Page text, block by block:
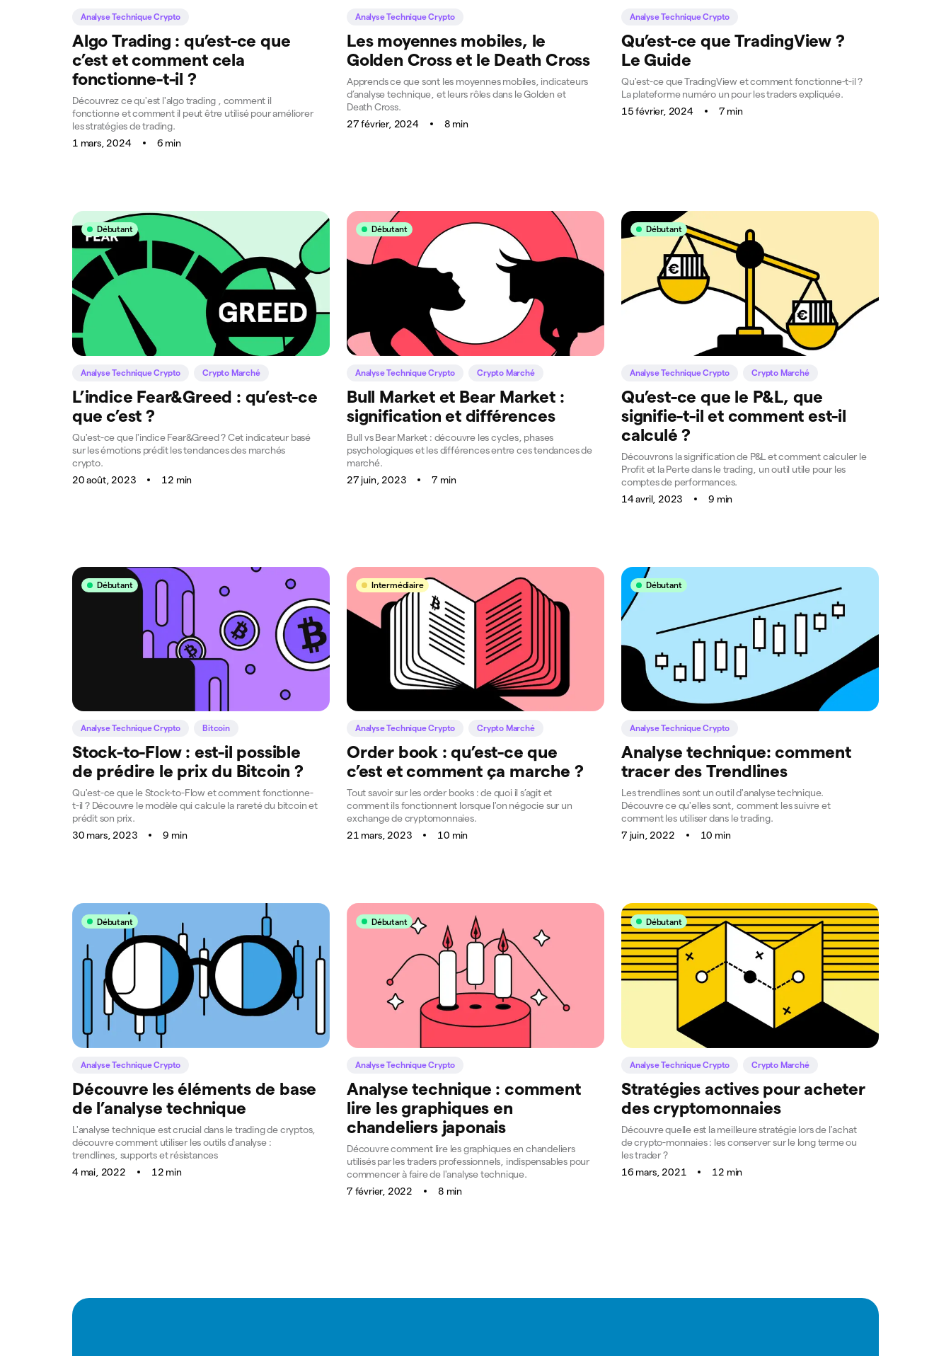
Analyse Technique Crypto
Algo Trading : qu’est-ce que
c’est et comment cela
fonctionne-t-il ?
Découvrez ce qu'est l'algo trading , comment il
fonctionne et comment il peut être utilisé pour améliorer
les stratégies de trading.
1 mars, 2024
6 min
Analyse Technique Crypto
Les moyennes mobiles, le
Golden Cross et le Death Cross
Apprends ce que sont les moyennes mobiles, indicateurs
d’analyse technique, et leurs rôles dans le Golden et
Death Cross.
27 février, 2024
8 min
Analyse Technique Crypto
Qu’est-ce que TradingView ?
Le Guide
Qu'est-ce que TradingView et comment fonctionne-t-il ?
La plateforme numéro un pour les traders expliquée.
15 février, 2024
7 min
Débutant
Analyse Technique Crypto Crypto Marché
L’indice Fear&Greed : qu’est-ce
que c’est ?
Qu'est-ce que l'indice Fear&Greed ? Cet indicateur basé
sur les émotions prédit les tendances des marchés
crypto.
20 août, 2023
12 min
Débutant
Analyse Technique Crypto Crypto Marché
Bull Market et Bear Market :
signification et différences
Bull vs Bear Market : découvre les cycles, phases
psychologiques et les différences entre ces tendances de
marché.
27 juin, 2023
7 min
Débutant
Analyse Technique Crypto Crypto Marché
Qu’est-ce que le P&L, que
signifie-t-il et comment est-il
calculé ?
Découvrons la signification de P&L et comment calculer le
Profit et la Perte dans le trading, un outil utile pour les
comptes de performances.
14 avril, 2023
9 min
Débutant
Analyse Technique Crypto Bitcoin
Stock-to-Flow : est-il possible
de prédire le prix du Bitcoin ?
Qu'est-ce que le Stock-to-Flow et comment fonctionne-
t-il ? Découvre le modèle qui calcule la rareté du bitcoin et
prédit son prix.
30 mars, 2023
9 min
Intermédiaire
Analyse Technique Crypto Crypto Marché
Order book : qu’est-ce que
c’est et comment ça marche ?
Tout savoir sur les order books : de quoi il s’agit et
comment ils fonctionnent lorsque l'on négocie sur un
exchange de cryptomonnaies.
21 mars, 2023
10 min
Débutant
Analyse Technique Crypto
Analyse technique: comment
tracer des Trendlines
Les trendlines sont un outil d'analyse technique.
Découvre ce qu'elles sont, comment les suivre et
comment les utiliser dans le trading.
7 juin, 2022
10 min
Débutant
Analyse Technique Crypto
Découvre les éléments de base
de l’analyse technique
L'analyse technique est crucial dans le trading de cryptos,
découvre comment utiliser les outils d'analyse :
trendlines, supports et résistances
4 mai, 2022
12 min
Débutant
Analyse Technique Crypto
Analyse technique : comment
lire les graphiques en
chandeliers japonais
Découvre comment lire les graphiques en chandeliers
utilisés par les traders professionnels, indispensables pour
commencer à faire de l'analyse technique.
7 février, 2022
8 min
Débutant
Analyse Technique Crypto Crypto Marché
Stratégies actives pour acheter
des cryptomonnaies
Découvre quelle est la meilleure stratégie lors de l'achat
de crypto-monnaies : les conserver sur le long terme ou
les trader ?
16 mars, 2021
12 min